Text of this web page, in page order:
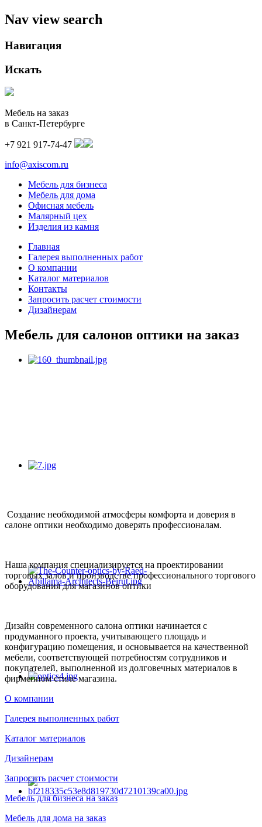
Nav view search
Навигация
Искать
Мебель на заказ
в Санкт-Петербурге
+7 921 917-74-47
info@axiscom.ru
Мебель для бизнеса
Мебель для дома
Офисная мебель
Малярный цех
Изделия из камня
Главная
Галерея выполненных работ
О компании
Каталог материалов
Контакты
Запросить расчет стоимости
Дизайнерам
Мебель для салонов оптики на заказ
Создание необходимой атмосферы комфорта и доверия в
салоне оптики необходимо доверять профессионалам.
Наша компания специализируется на проектировании
торговых залов и производстве профессионального торгового
оборудования для магазинов оптики
Дизайн современного салона оптики начинается с
продуманного проекта, учитывающего площадь и
конфигурацию помещения, и основывается на качественной
мебели, соответствующей потребностям сотрудников и
покупателей, выполненной из долговечных материалов в
фирменном стиле магазина.
О компании
Галерея выполненных работ
Каталог материалов
Дизайнерам
Запросить расчет стоимости
Мебель для бизнеса на заказ
Мебель для дома на заказ